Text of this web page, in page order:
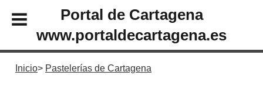
Portal de Cartagena
www.portaldecartagena.es
Inicio Pastelerías de Cartagena